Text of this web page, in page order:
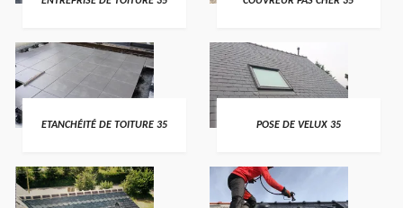
ETANCHÉITÉ DE TOITURE 35 POSE DE VELUX 35